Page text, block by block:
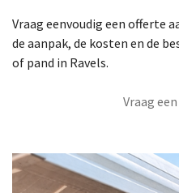
Vraag eenvoudig een offerte
de aanpak, de kosten en de
of pand in Ravels.
Vraag